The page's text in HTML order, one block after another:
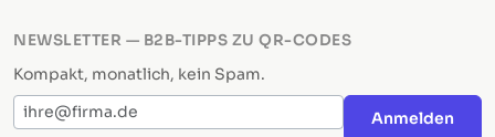
NEWSLETTER — B2B-TIPPS ZU QR-CODES
Kompakt, monatlich, kein Spam.
E-Mail-Adresse
Anmelden